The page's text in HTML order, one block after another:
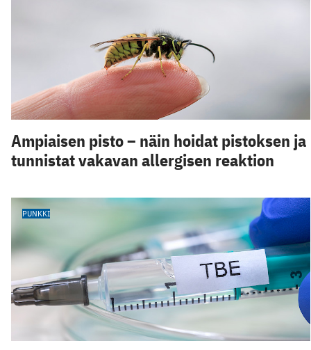
Ampiaisen pisto – näin hoidat pistoksen ja
tunnistat vakavan allergisen reaktion
PUNKKI